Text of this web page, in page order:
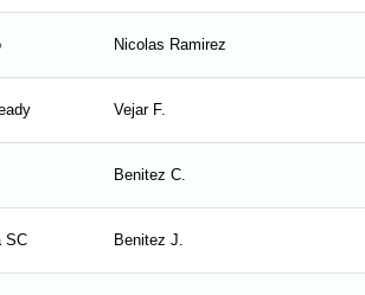
Nicolas Ramirez
Vejar F.
Benitez C.
SC Benitez J.